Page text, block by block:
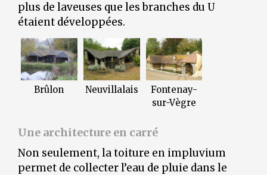
plus de laveuses que les branches du U
étaient développées.
Brûlon Neuvillalais
Fontenay-
sur-Vègre
Une architecture en carré
Non seulement, la toiture en impluvium
permet de collecter l’eau de pluie dans le